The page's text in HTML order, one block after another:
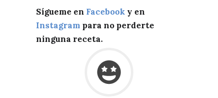
Sígueme en Facebook y en
Instagram para no perderte
ninguna receta.